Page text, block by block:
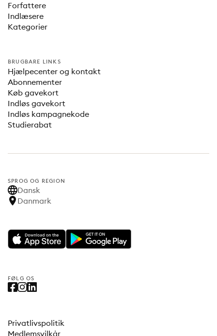
Forfattere
Indlæsere
Kategorier
BRUGBARE LINKS
Hjælpecenter og kontakt
Abonnementer
Køb gavekort
Indløs gavekort
Indløs kampagnekode
Studierabat
SPROG OG REGION
Dansk
Danmark
FØLG OS
Privatlivspolitik
Medlemsvilkår